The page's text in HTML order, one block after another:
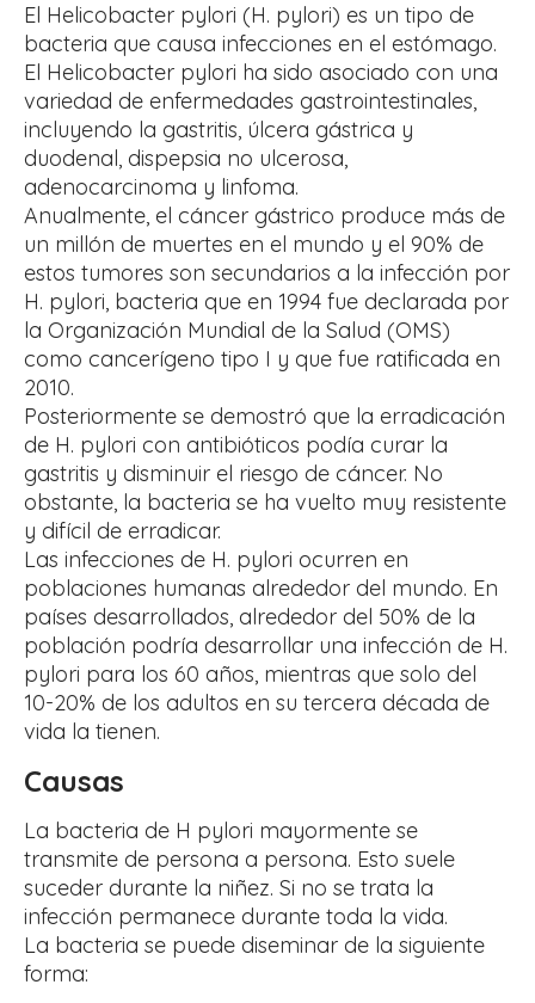
El Helicobacter pylori (H. pylori) es un tipo de
bacteria que causa infecciones en el estómago.
El Helicobacter pylori ha sido asociado con una
variedad de enfermedades gastrointestinales,
incluyendo la gastritis, úlcera gástrica y
duodenal, dispepsia no ulcerosa,
adenocarcinoma y linfoma.
Anualmente, el cáncer gástrico produce más de
un millón de muertes en el mundo y el 90% de
estos tumores son secundarios a la infección por
H. pylori, bacteria que en 1994 fue declarada por
la Organización Mundial de la Salud (OMS)
como cancerígeno tipo I y que fue ratificada en
2010.
Posteriormente se demostró que la erradicación
de H. pylori con antibióticos podía curar la
gastritis y disminuir el riesgo de cáncer. No
obstante, la bacteria se ha vuelto muy resistente
y difícil de erradicar.
Las infecciones de H. pylori ocurren en
poblaciones humanas alrededor del mundo. En
países desarrollados, alrededor del 50% de la
población podría desarrollar una infección de H.
pylori para los 60 años, mientras que solo del
10-20% de los adultos en su tercera década de
vida la tienen.
Causas
La bacteria de H pylori mayormente se
transmite de persona a persona. Esto suele
suceder durante la niñez. Si no se trata la
infección permanece durante toda la vida.
La bacteria se puede diseminar de la siguiente
forma: